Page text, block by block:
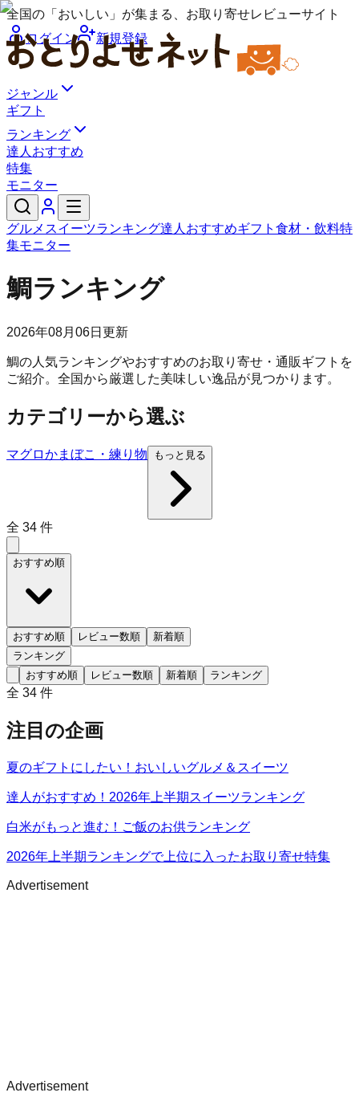
全国の「おいしい」が集まる、お取り寄せレビューサイト
ログイン
新規登録
ジャンル
ギフト
ランキング
達人おすすめ
特集
モニター
グルメ スイーツランキング達人おすすめギフト 食材・飲料特
集モニター
鯛ランキング
2026年08月06日 更新
鯛の人気ランキングやおすすめのお取り寄せ・通販ギフトを
ご紹介。全国から厳選した美味しい逸品が見つかります。
カテゴリーから選ぶ
マグロかまぼこ・練り物 もっと見る
全 34 件
おすすめ順
おすすめ順 レビュー数順
新着順
ランキング
おすすめ順
レビュー数順 新着順 ランキング
全 34 件
注目の企画
夏のギフトにしたい！おいしいグルメ＆スイーツ
達人がおすすめ！2026年上半期スイーツランキング
白米がもっと進む！ご飯のお供ランキング
2026年上半期ランキングで上位に入ったお取り寄せ特集
Advertisement
Advertisement